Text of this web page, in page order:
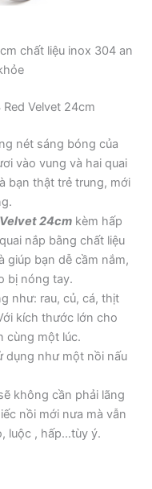
chất liệu inox 304 an
Velvet 24cm
nét sáng bóng của
vào vung và hai quai
bạn thật trẻ trung, mới
24cmkèm hấp
nắp bằng chất liệu
giúp bạn dễ cầm nắm,
bị nóng tay.
như: rau, củ, cá, thịt
kích thước lớn cho
cùng một lúc.
dụng như một nồi nấu
không cần phải lãng
nồi mới nưa mà vẫn
luộc , hấp…tùy ý.